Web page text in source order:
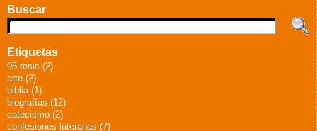
Buscar
Etiquetas
95 tesis (2)
arte (2)
biblia (1)
biografías (12)
catecismo (2)
confesiones luteranas (7)